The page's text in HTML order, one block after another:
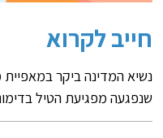
חייב לקרוא
נשיא המדינה ביקר
שנפגעה מפגיעת הטיל